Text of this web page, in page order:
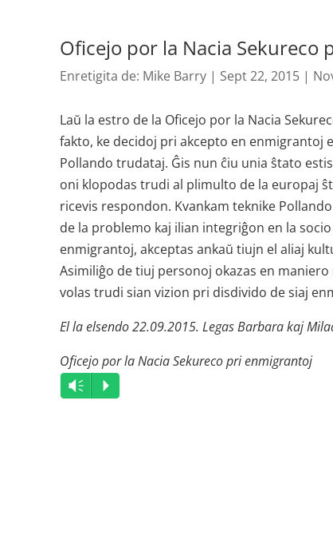
Oficejo por la Nacia Sekureco
Enretigita de: Mike Barry| Sept 22, 2015|
Laŭ la estro de la Oficejo por la Nacia
fakto, ke decidoj pri akcepto en enmigrantoj
Pollando trudataj. Ĝis nun ĉiu unia ŝtato
oni klopodas trudi al plimulto de la europaj
ricevis respondon. Kvankam teknike
de la problemo kaj ilian integriĝon en la
enmigrantoj, akceptas ankaŭ tiujn el aliaj
Asimiliĝo de tiuj personoj okazas en
volas trudi sian vizion pri disdivido de siaj
El la elsendo 22.09.2015. Legas Barbara kaj
Oficejo por la Nacia Sekureco pri enmigrantoj
Audio
Player
Vm P